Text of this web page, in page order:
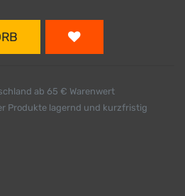
ab 65 € Warenwert
Produkte lagernd und kurzfristig